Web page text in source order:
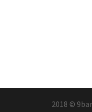
2018 ©